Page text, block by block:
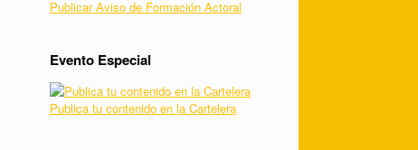
Publicar Aviso de Formación Actoral
Evento Especial
Publica tu contenido en la Cartelera